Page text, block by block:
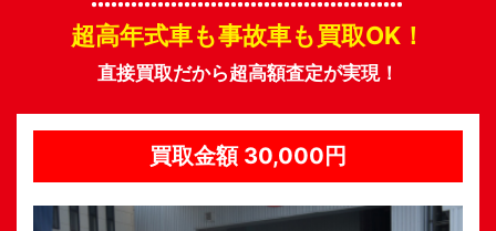
超高年式車も事故車も買取OK！
直接買取だから超高額査定が実現！
買取金額 40,000円